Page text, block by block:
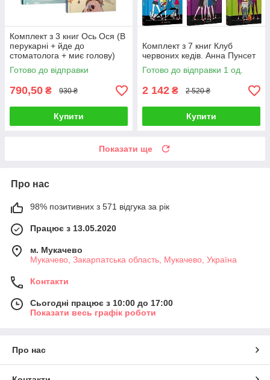
Комплект з 3 книг Ось Ося (В
перукарні + йде до
стоматолога + миє голову)
Готово до відправки
790,50 ₴ 930 ₴
Купити
Комплект з 7 книг Клуб
червоних кедів. Анна Пунсет
Готово до відправки 1 од.
2 142 ₴ 2 520 ₴
Купити
Показати ще
Про нас
98% позитивних з 571 відгука за рік
Працює з 13.05.2020
м. Мукачево
Мукачево, Закарпатська область, Мукачево, Україна
Контакти
Сьогодні працює з 10:00 до 17:00
Показати весь графік роботи
Про нас